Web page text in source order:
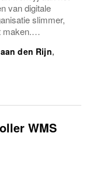
van digitale
slimmer,
maken.
wat we nodig
den Rijn,
WMS